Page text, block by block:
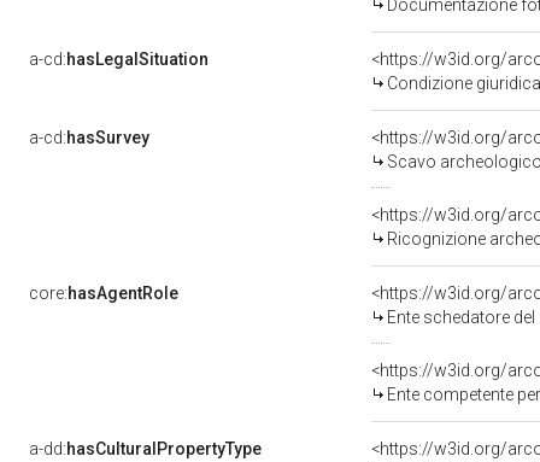
Documentazione
a-cd:hasLegalSituation
Condizione
a-cd:hasSurvey
<https://w3id.org/
Scavo
<https://w3id.org/
Ricognizione
core:hasAgentRole
<https://w3id.org/
Ente schedatore
<https://w3id.org/
Ente competente
a-dd:hasCulturalPropertyType
<https://w3id.org/